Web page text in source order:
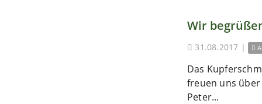
Wir
31.08.2017 |
Das
freuen uns
Peter...